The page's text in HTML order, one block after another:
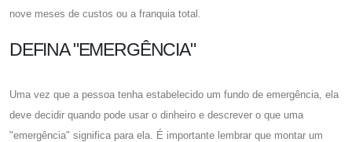
nove meses de custos ou a franquia total.
DEFINA "EMERGÊNCIA"
Uma vez que a pessoa tenha estabelecido um fundo de emergência, ela
deve decidir quando pode usar o dinheiro e descrever o que uma
"emergência" significa para ela. É importante lembrar que montar um